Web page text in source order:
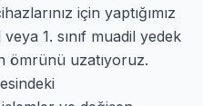
için yaptığımız
1. sınıf muadil yedek
ömrünü uzatıyoruz.